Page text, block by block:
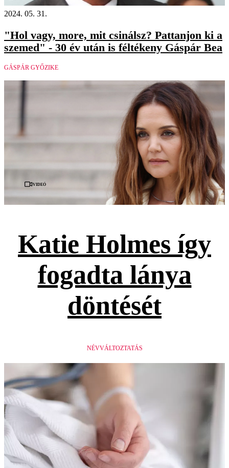
2024. 05. 31.
"Hol vagy, more, mit csinálsz? Pattanjon ki a
szemed" - 30 év után is féltékeny Gáspár Bea
GÁSPÁR GYŐZIKE
Videó
Katie Holmes így
fogadta lánya
döntését
NÉVVÁLTOZTATÁS